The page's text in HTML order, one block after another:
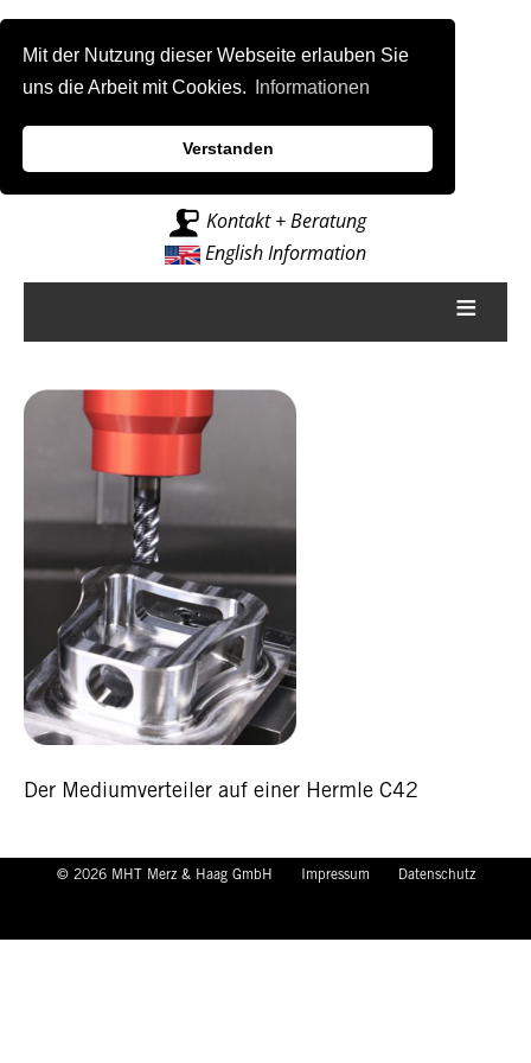
Mit der Nutzung dieser Webseite erlauben Sie
uns die Arbeit mit Cookies.
Informationen
Verstanden
Intelligenz für Fräsmaschinen
Kontakt + Beratung
English Information
≡
Der Mediumverteiler auf einer Hermle C42
© 2026 MHT Merz & Haag GmbH Impressum Datenschutz